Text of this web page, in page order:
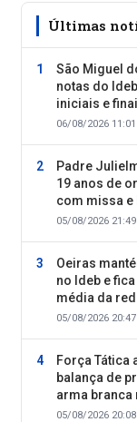
Últimas
São Miguel
notas do
iniciais e
Fundamental
06/08/2026 11:01
Padre
19 anos de
com missa e
Colônia do
05/08/2026 21:49
Oeiras
no Ideb e
média da
05/08/2026 20:47
Força Tática
balança de
arma branca
Oeiras
05/08/2026 20:08